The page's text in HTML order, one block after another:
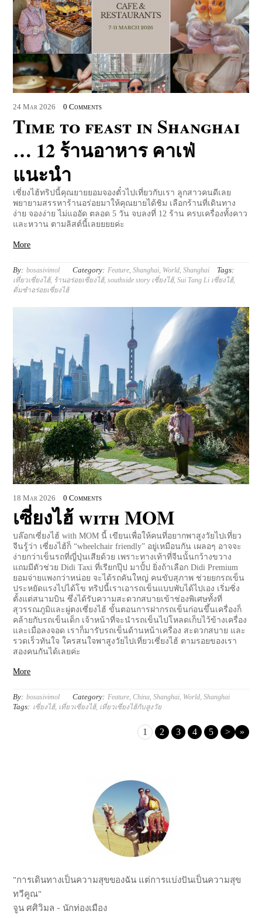
24 Mar 2026 0 Comments
Time to feast in Shanghai
… 12 ร้านอาหาร คาเฟ่
แนะนำ
เซี่ยงไฮ้ทริปนี้คุณยายยอมจองตั๋วไปเที่ยวกับเรา ลูกสาวคนดีเลย
พยายามสรรหาร้านอร่อยมาให้คุณยายได้ชิม เลือกร้านที่เดินทาง
ง่าย จองง่าย ไม่แออัด ตลอด 5 วัน จบลงที่ 12 ร้าน ครบเครื่องทั้งคาว
และหวาน ตามลิสต์นี้เลยยยยค่ะ
More
By: bosasivimol Category: Feature,Shanghai, World,Shanghai Tags:
เที่ยวเซี่ยงไฮ้, ร้านอร่อยเซี่ยงไฮ้,southside story เซี่ยงไฮ้,Sui Tang Li เซี่ยงไฮ้,
ติ่มซำอร่อยเซี่ยงไฮ้
18 Mar 2026 0 Comments
เซี่ยงไฮ้ with MOM
บล๊อกเซี่ยงไฮ้ with MOM นี้ เขียนเพื่อให้คนที่อยากพาสูงวัยไปเที่ยว
จีนรู้ว่า เซี่ยงไฮ้ก็ “wheelchair friendly” อยู่เหมือนกัน เผลอๆ อาจจะ
ง่ายกว่าเข็นรถที่ญี่ปุ่นเสียด้วย เพราะทางเท้าที่จีนนั้นกว้างขวาง
แถมมีตัวช่วย Didi Taxi ที่เรียกปุ๊ป มาปั้ป ยิ่งถ้าเลือก Didi Premium
ยอมจ่ายแพงกว่าหน่อย จะได้รถคันใหญ่ คนขับสุภาพ ช่วยยกรถเข็น
ประหยัดแรงไปได้โข ทริปนี้เราเอารถเข็นแบบพับได้ไปเอง เริ่มซิ่ง
ตั้งแต่สนามบิน ซึ่งได้รับความสะดวกสบายเข้าช่องพิเศษทั้งที่
สุวรรณภูมิและผู่ตงเซี่ยงไฮ้ ขั้นตอนการฝากรถเข็นก่อนขึ้นเครื่องก็
คล้ายกับรถเข็นเด็ก เจ้าหน้าที่จะนำรถเข็นไปโหลดเก็บไว้ข้างเครื่อง
และเมื่อลงจอด เราก็มารับรถเข็นด้านหน้าเครื่อง สะดวกสบาย และ
รวดเร็วทันใจ ใครสนใจพาสูงวัยไปเที่ยวเซี่ยงไฮ้ ตามรอยของเรา
สองคนกันได้เลยค่ะ
More
By: bosasivimol Category: Feature,China,Shanghai, World,Shanghai
Tags: เซี่ยงไฮ้, เที่ยวเซี่ยงไฮ้, เที่ยวเซี่ยงไฮ้กับสูงวัย
1 2 3 4 5 > »
"การเดินทางเป็นความสุขของฉัน แต่การแบ่งปันเป็นความสุข
ทวีคูณ"
จูน ศศิวิมล - นักท่องเมือง